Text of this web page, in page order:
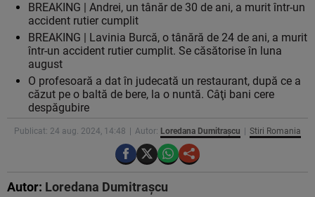
BREAKING | Andrei, un tânăr de 30 de ani, a murit într-un
accident rutier cumplit
BREAKING | Lavinia Burcă, o tânără de 24 de ani, a murit
într-un accident rutier cumplit. Se căsătorise în luna
august
O profesoară a dat în judecată un restaurant, după ce a
căzut pe o baltă de bere, la o nuntă. Câţi bani cere
despăgubire
Publicat: 24 aug. 2024, 14:48 Autor: Loredana Dumitrașcu Stiri Romania
Autor: Loredana Dumitrașcu